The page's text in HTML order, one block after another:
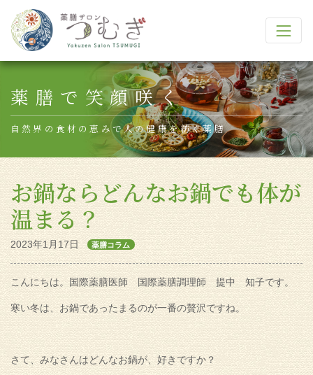
Main Navigation
薬膳で笑顔咲く
自然界の食材の恵みで人の健康を紡ぐ薬膳
お鍋ならどんなお鍋でも体が
温まる？
2023年1月17日 薬膳コラム
こんにちは。国際薬膳医師 国際薬膳調理師 提中 知子です。
寒い冬は、お鍋であったまるのが一番の贅沢ですね。
さて、みなさんはどんなお鍋が、好きですか？